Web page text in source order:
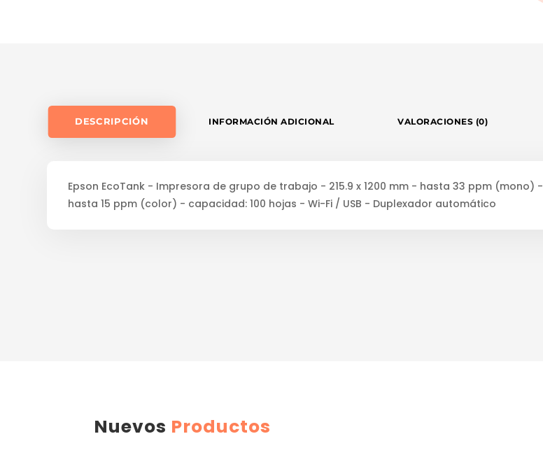
DESCRIPCIÓN INFORMACIÓN ADICIONAL VALORACIONES (0)
Epson EcoTank - Impresora de grupo de trabajo - 215.9 x 1200 mm - hasta 33 ppm (mono) -
hasta 15 ppm (color) - capacidad: 100 hojas - Wi-Fi / USB - Duplexador automático
Nuevos Productos